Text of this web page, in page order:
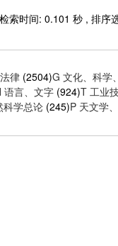
索时间: 0.101 秒 , 排序
律 (2504)G 文化、科学
语言、文字 (924)T 工业
科学总论 (245)P 天文学